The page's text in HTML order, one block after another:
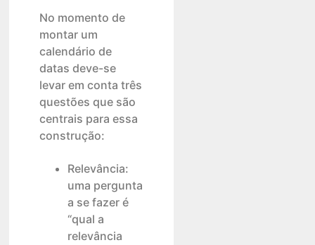
No momento de
montar um
calendário de
datas deve-se
levar em conta três
questões que são
centrais para essa
construção:
Relevância:
uma pergunta
a se fazer é
“qual a
relevância